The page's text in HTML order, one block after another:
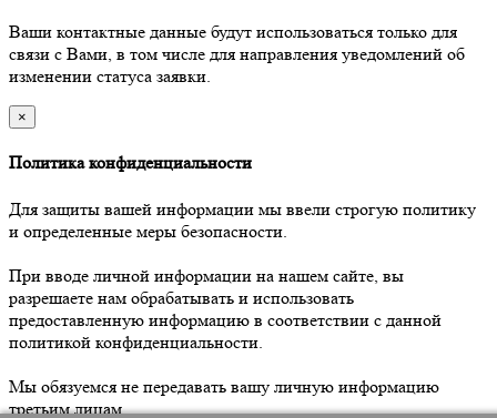
Ваши контактные данные будут использоваться только для
связи с Вами, в том числе для направления уведомлений об
изменении статуса заявки.
×
Политика конфиденциальности
Для защиты вашей информации мы ввели строгую политику
и определенные меры безопасности.
При вводе личной информации на нашем сайте, вы
разрешаете нам обрабатывать и использовать
предоставленную информацию в соответствии с данной
политикой конфиденциальности.
Мы обязуемся не передавать вашу личную информацию
третьим лицам.